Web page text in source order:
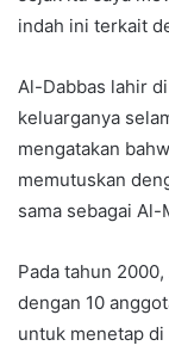
indah ini terkait
Al-Dabbas lahir
keluarganya
mengatakan
memutuskan
sama sebagai Al-
Pada tahun
dengan 10
untuk menetap